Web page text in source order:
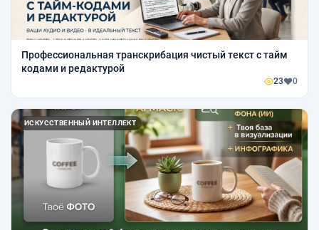
Профессиональная транскрибация чистый текст с тайм
кодами и редактурой
23 0
ИСКУССТВЕННЫЙ ИНТЕЛЛЕКТ